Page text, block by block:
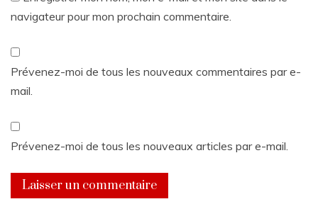
navigateur pour mon prochain commentaire.
Prévenez-moi de tous les nouveaux commentaires par e-
mail.
Prévenez-moi de tous les nouveaux articles par e-mail.